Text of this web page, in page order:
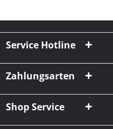
Service Hotline
Zahlungsarten
Shop Service